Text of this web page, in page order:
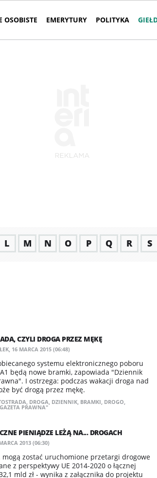
OSOBISTE EMERYTURY POLITYKA
L M N O P Q R S
CZYLI DROGA PRZEZ MĘKĘ
16 MARCA 2015 (06:48)
systemu elektronicznego poboru
będą nowe bramki, zapowiada "Dziennik
I ostrzega: podczas wakacji droga nad
być drogą przez mękę.
, DROGA, DZIENNIK, BRAMKI, DROGO,
PRAWNA"
PIENIĄDZE LEŻĄ NA... DROGACH
2013 (06:30)
mogą zostać uruchomione przetargi drogowe
z perspektywy UE 2014-2020 o łącznej
mld zł - wynika z załącznika do projektu